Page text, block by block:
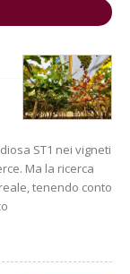
ST1 nei vigneti
Ma la ricerca
tenendo conto